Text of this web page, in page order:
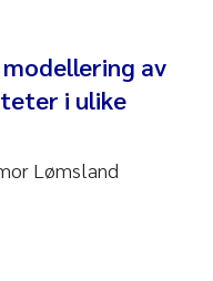
av
i ulike
Lømsland